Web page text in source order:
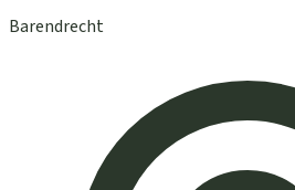
Barendrecht